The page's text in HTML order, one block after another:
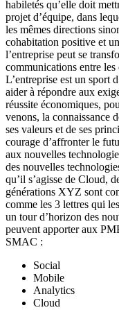
habiletés qu’elle doit
projet d’équipe, dans
les mêmes directions
cohabitation positive et
l’entreprise peut se
communications entre les
L’entreprise est un sport
aider à répondre aux
réussite économiques,
venons, la connaissance
ses valeurs et de ses
courage d’affronter le
aux nouvelles
des nouvelles
qu’il s’agisse de Cloud,
générations XYZ sont
comme les 3 lettres qui
un tour d’horizon des
peuvent apporter aux
SMAC :
Social
Mobile
Analytics
Cloud